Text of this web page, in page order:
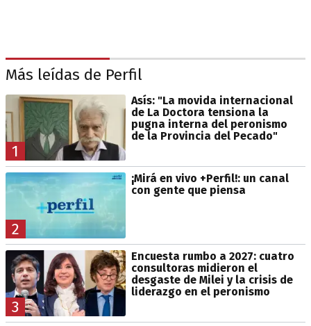
Más leídas de Perfil
1
Asís: "La movida internacional
de La Doctora tensiona la
pugna interna del peronismo
de la Provincia del Pecado"
2
¡Mirá en vivo +Perfil!: un canal
con gente que piensa
3
Encuesta rumbo a 2027: cuatro
consultoras midieron el
desgaste de Milei y la crisis de
liderazgo en el peronismo